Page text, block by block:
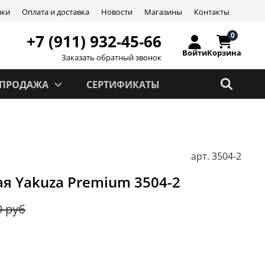
Оплата и доставка Новости Магазины Контакты
+7 (911) 932-45-66
Заказать обратный звонок ВойтиКорзина
0
СЕРТИФИКАТЫ
арт. 3504-2
Yakuza Premium 3504-2
руб